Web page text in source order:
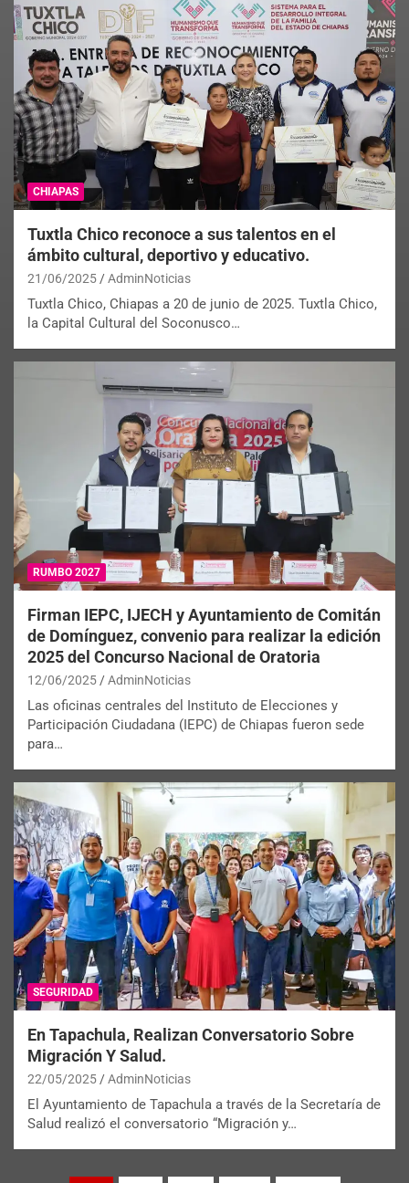
CHIAPAS
Tuxtla Chico reconoce a sus talentos en el
ámbito cultural, deportivo y educativo.
21/06/2025 AdminNoticias
Tuxtla Chico, Chiapas a 20 de junio de 2025. Tuxtla Chico,
la Capital Cultural del Soconusco…
RUMBO 2027
Firman IEPC, IJECH y Ayuntamiento de Comitán
de Domínguez, convenio para realizar la edición
2025 del Concurso Nacional de Oratoria
12/06/2025 AdminNoticias
Las oficinas centrales del Instituto de Elecciones y
Participación Ciudadana (IEPC) de Chiapas fueron sede
para…
SEGURIDAD
En Tapachula, Realizan Conversatorio Sobre
Migración Y Salud.
22/05/2025 AdminNoticias
El Ayuntamiento de Tapachula a través de la Secretaría de
Salud realizó el conversatorio “Migración y…